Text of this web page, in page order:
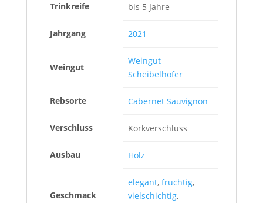
Trinkreife bis 5 Jahre
Jahrgang 2021
Weingut
Weingut
Scheibelhofer
Rebsorte Cabernet Sauvignon
Verschluss Korkverschluss
Ausbau Holz
Geschmack
elegant, fruchtig,
vielschichtig,